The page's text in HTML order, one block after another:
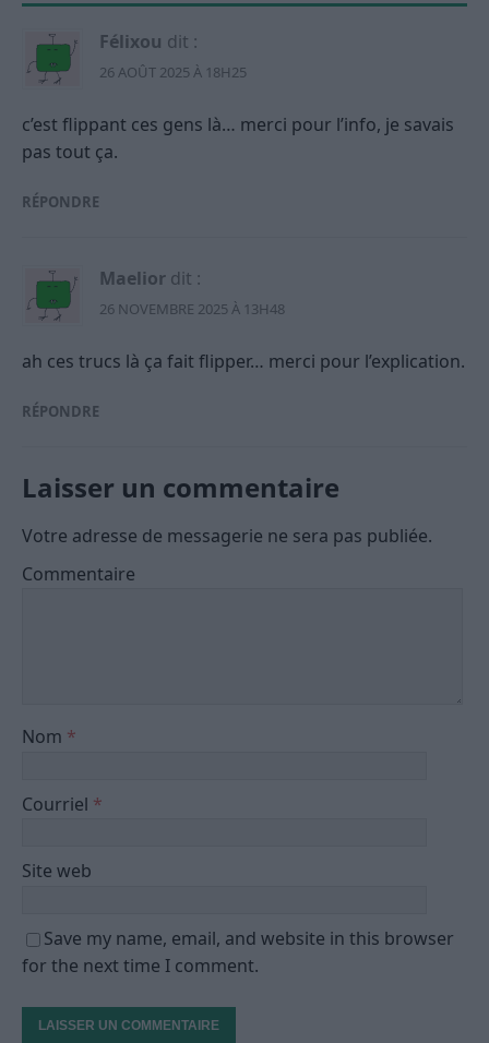
Félixou dit :
26 AOÛT 2025 À 18H25
c’est flippant ces gens là… merci pour l’info, je savais
pas tout ça.
RÉPONDRE
Maelior dit :
26 NOVEMBRE 2025 À 13H48
ah ces trucs là ça fait flipper… merci pour l’explication.
RÉPONDRE
Laisser un commentaire
Votre adresse de messagerie ne sera pas publiée.
Commentaire
Nom *
Courriel *
Site web
Save my name, email, and website in this browser
for the next time I comment.